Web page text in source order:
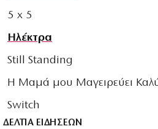
5 x 5
Ηλέκτρα
Still Standing
Η Μαμά μου Μαγειρεύει
Switch
ΔΕΛΤΙΑ ΕΙΔΗΣΕΩΝ